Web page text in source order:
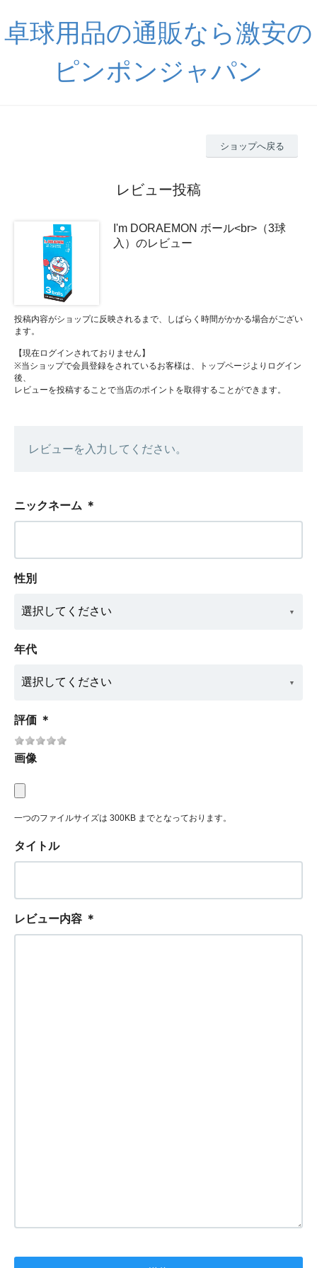
卓球用品の通販なら激安の
ピンポンジャパン
ショップへ戻る
レビュー投稿
I'm DORAEMON ボール<br>（3球
入）のレビュー
投稿内容がショップに反映されるまで、しばらく時間がかかる場合がござい
ます。
【現在ログインされておりません】
※当ショップで会員登録をされているお客様は、トップページよりログイン
後、
レビューを投稿することで当店のポイントを取得することができます。
レビューを入力してください。
ニックネーム ＊
性別
年代
評価 ＊
画像
一つのファイルサイズは 300KB までとなっております。
タイトル
レビュー内容 ＊